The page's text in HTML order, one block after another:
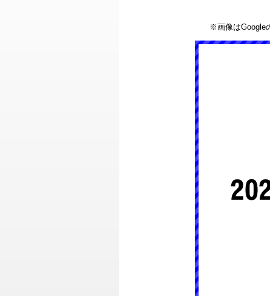
※画像はGoogle